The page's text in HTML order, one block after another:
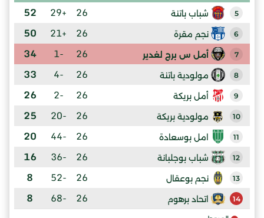
5 شباب باتنة 26
+29
52
6 نجم مقرة 26
+21
50
7 أمل س برج لغدير 26
-1
34
8 مولودية باتنة 26
-4
33
9 أمل بريكة 26
-2
26
10 مولودية بريكة 26
-20
25
11 امل بوسعادة 26
-44
20
12 شباب بوجلبانة 26
-36
16
13 نجم بوعقال 26
-52
8
14 اتحاد برهوم 26
-68
8